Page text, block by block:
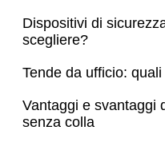
Dispositivi di
scegliere?
Tende da ufficio:
Vantaggi e svantaggi
senza colla